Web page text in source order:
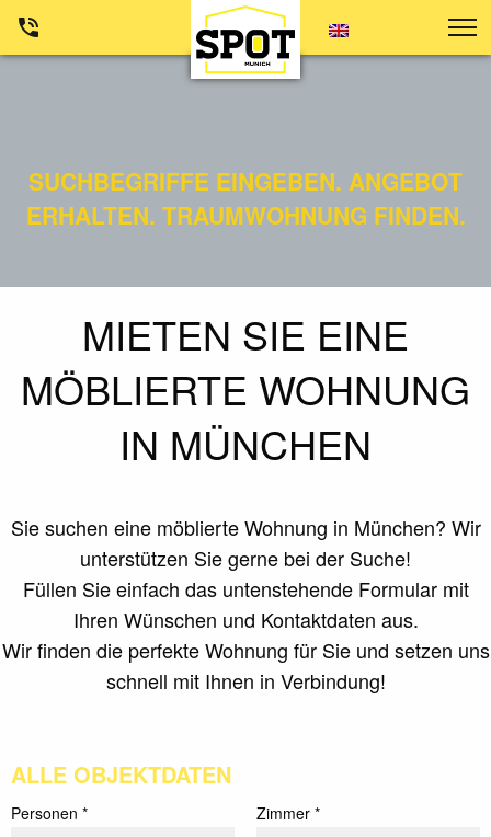
SUCHBEGRIFFE EINGEBEN. ANGEBOT
ERHALTEN. TRAUMWOHNUNG FINDEN.
MIETEN SIE EINE
MÖBLIERTE WOHNUNG
IN MÜNCHEN
Sie suchen eine möblierte Wohnung in München? Wir
unterstützen Sie gerne bei der Suche!
Füllen Sie einfach das untenstehende Formular mit
Ihren Wünschen und Kontaktdaten aus.
Wir finden die perfekte Wohnung für Sie und setzen uns
schnell mit Ihnen in Verbindung!
ALLE OBJEKTDATEN
Personen * Zimmer *